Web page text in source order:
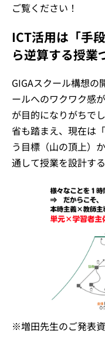
ご覧ください！
ICT活用は「手
ら逆算する授業
GIGAスクール構想の
ールへのワクワク感
が目的になりがちで
省も踏まえ、現在は
う目標（山の頂上）
通して授業を設計す
※増田先生のご発表